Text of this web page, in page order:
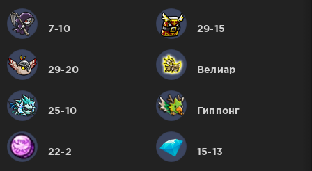
7-10 29-15
29-20 Велиар
25-10 Гиппонг
22-2 15-13